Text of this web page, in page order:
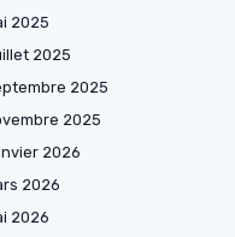
2025
2025
2025
2025
2026
2026
2026